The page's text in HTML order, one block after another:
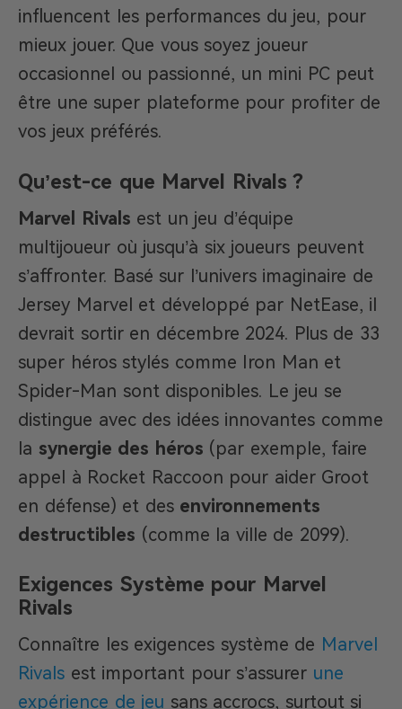
influencent les performances du jeu, pour
mieux jouer. Que vous soyez joueur
occasionnel ou passionné, un mini PC peut
être une super plateforme pour profiter de
vos jeux préférés.
Qu’est-ce que Marvel Rivals ?
Marvel Rivals est un jeu d’équipe
multijoueur où jusqu’à six joueurs peuvent
s’affronter. Basé sur l’univers imaginaire de
Jersey Marvel et développé par NetEase, il
devrait sortir en décembre 2024. Plus de 33
super héros stylés comme Iron Man et
Spider-Man sont disponibles. Le jeu se
distingue avec des idées innovantes comme
la synergie des héros (par exemple, faire
appel à Rocket Raccoon pour aider Groot
en défense) et des environnements
destructibles (comme la ville de 2099).
Exigences Système pour Marvel
Rivals
Connaître les exigences système de Marvel
Rivals est important pour s’assurer une
expérience de jeu sans accrocs, surtout si